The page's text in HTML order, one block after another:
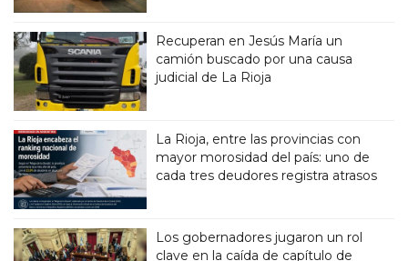
Recuperan en Jesús María un
camión buscado por una causa
judicial de La Rioja
La Rioja, entre las provincias con
mayor morosidad del país: uno de
cada tres deudores registra atrasos
Los gobernadores jugaron un rol
clave en la caída de capítulo de